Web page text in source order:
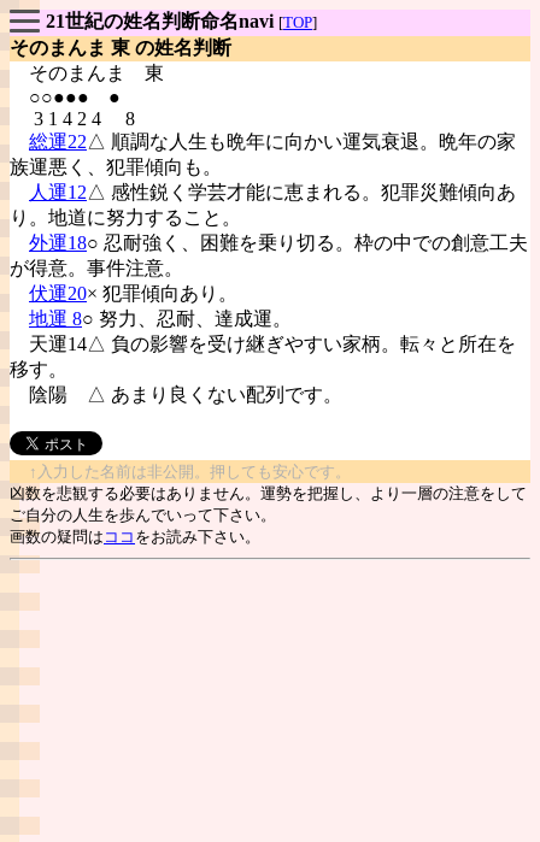
21世紀の姓名判断命名navi [TOP]
そのまんま 東 の姓名判断
そのまんま 東
○○●●● ●
3 1 4 2 4 8
総運22△ 順調な人生も晩年に向かい運気衰退。晩年の家
族運悪く、犯罪傾向も。
人運12△ 感性鋭く学芸才能に恵まれる。犯罪災難傾向あ
り。地道に努力すること。
外運18○ 忍耐強く、困難を乗り切る。枠の中での創意工夫
が得意。事件注意。
伏運20× 犯罪傾向あり。
地運 8○ 努力、忍耐、達成運。
天運14△ 負の影響を受け継ぎやすい家柄。転々と所在を
移す。
陰陽
△ あまり良くない配列です。
↑入力した名前は非公開。押しても安心です。
凶数を悲観する必要はありません。運勢を把握し、より一層の注意をして
ご自分の人生を歩んでいって下さい。
画数の疑問は ココ をお読み下さい。